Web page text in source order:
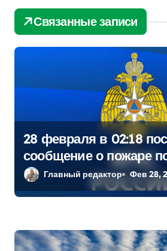
я
п
о
з
а
п
и
с
м
Связанные записи
28 февраля в 02:18
сообщение о пожаре
Петродворцовый
Главный редактор Фев 28,